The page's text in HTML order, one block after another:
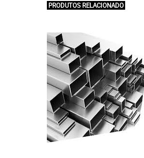
PRODUTOS RELACIONADO